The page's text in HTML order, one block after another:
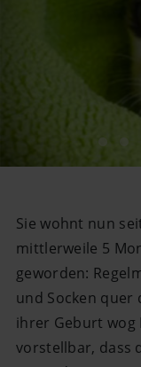
Sie wohnt nun
mittlerweile 5
geworden:
und Socken quer
ihrer Geburt wog
vorstellbar, dass